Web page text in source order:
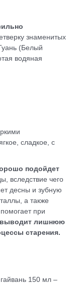
знаменитых
(Белый
водяная
сладкое, с
подойдет
вследствие чего
десны и зубную
а также
при
выводит лишнюю
старения.
150 мл –